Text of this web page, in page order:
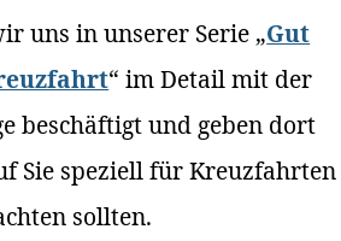
uns in unserer Serie „Gut
“ im Detail mit der
beschäftigt und geben dort
Sie speziell für Kreuzfahrten
sollten.